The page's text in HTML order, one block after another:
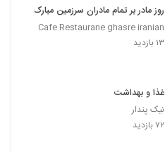
روز مادر بر تمام مادران سرزمین مبارک
Cafe Restaurane ghasre iranian
۱۳ بازدید
غذا و بهداشت
نیک پندار
۷۲ بازدید